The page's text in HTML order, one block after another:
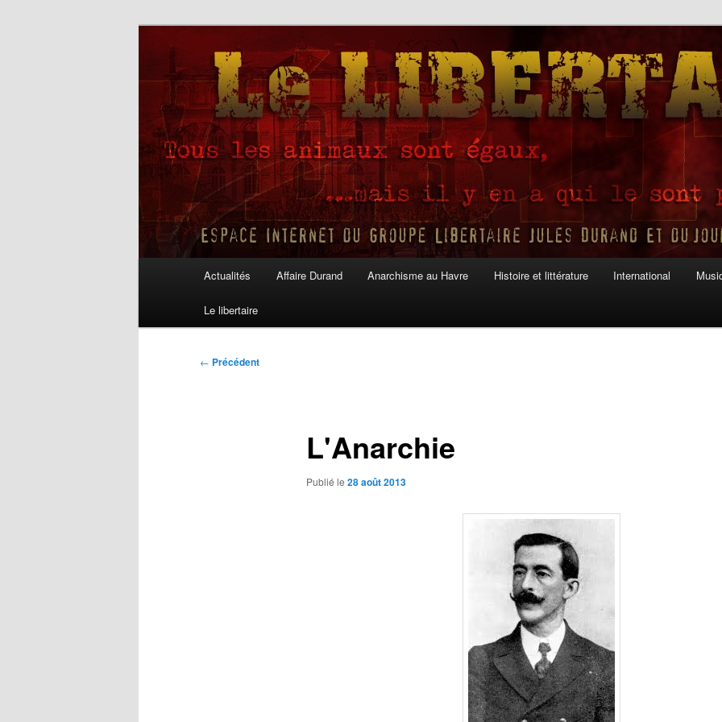
Le Libertaire
Actualités Affaire Durand Anarchisme au Havre Histoire et littérature International
Le libertaire
Navigation
← Précédent
L'Anarchie
Publié le 28 août 2013